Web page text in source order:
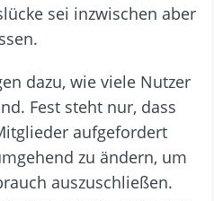
sei inzwischen aber
dazu, wie viele Nutzer
Fest steht nur, dass
aufgefordert
zu ändern, um
auszuschließen.